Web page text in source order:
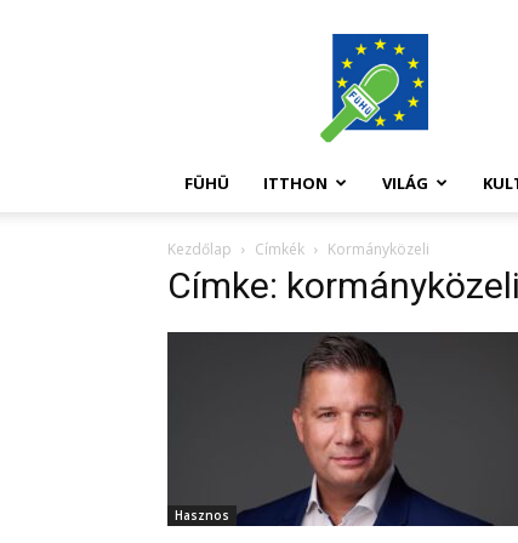
FüHü
FÜHÜ ITTHON VILÁG
Kezdőlap Címkék Kormányközeli
Címke: kormányközeli
Hasznos